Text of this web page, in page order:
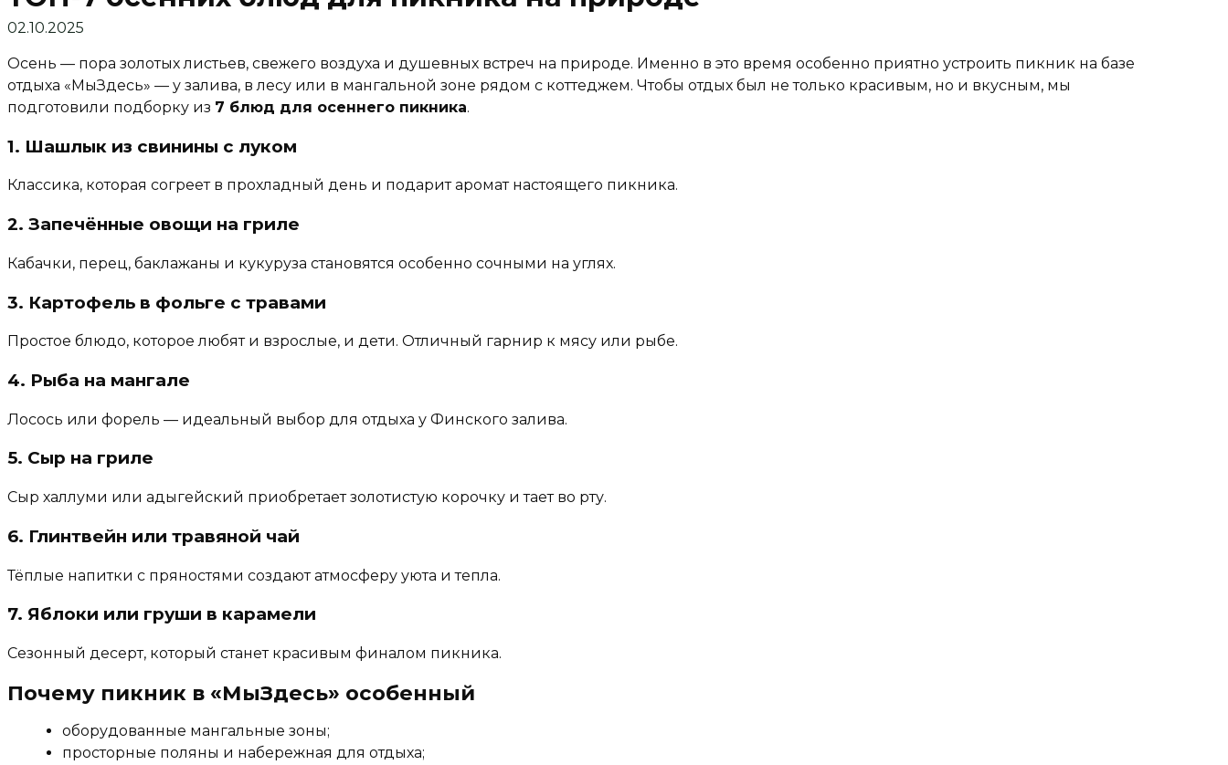
02.10.2025
Осень — пора золотых листьев, свежего воздуха и душевных встреч на природе. Именно в это время особенно приятно устроить пикник на базе
отдыха «МыЗдесь» — у залива, в лесу или в мангальной зоне рядом с коттеджем. Чтобы отдых был не только красивым, но и вкусным, мы
подготовили подборку из 7 блюд для осеннего пикника.
1. Шашлык из свинины с луком
Классика, которая согреет в прохладный день и подарит аромат настоящего пикника.
2. Запечённые овощи на гриле
Кабачки, перец, баклажаны и кукуруза становятся особенно сочными на углях.
3. Картофель в фольге с травами
Простое блюдо, которое любят и взрослые, и дети. Отличный гарнир к мясу или рыбе.
4. Рыба на мангале
Лосось или форель — идеальный выбор для отдыха у Финского залива.
5. Сыр на гриле
Сыр халлуми или адыгейский приобретает золотистую корочку и тает во рту.
6. Глинтвейн или травяной чай
Тёплые напитки с пряностями создают атмосферу уюта и тепла.
7. Яблоки или груши в карамели
Сезонный десерт, который станет красивым финалом пикника.
Почему пикник в «МыЗдесь» особенный
оборудованные мангальные зоны;
просторные поляны и набережная для отдыха;